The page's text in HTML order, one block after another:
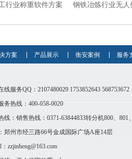
行业称重软件方案 钢铁冶炼行业无
方案 产品展示 衡安案例 服务
线服务QQ： 2107480029 1753852643 568753672
务热线：400-058-0020
线：销售热线：0371-63844833转分机800、801
郑州市经三路66号金成国际广场A座14层
zzjinheng@163.com